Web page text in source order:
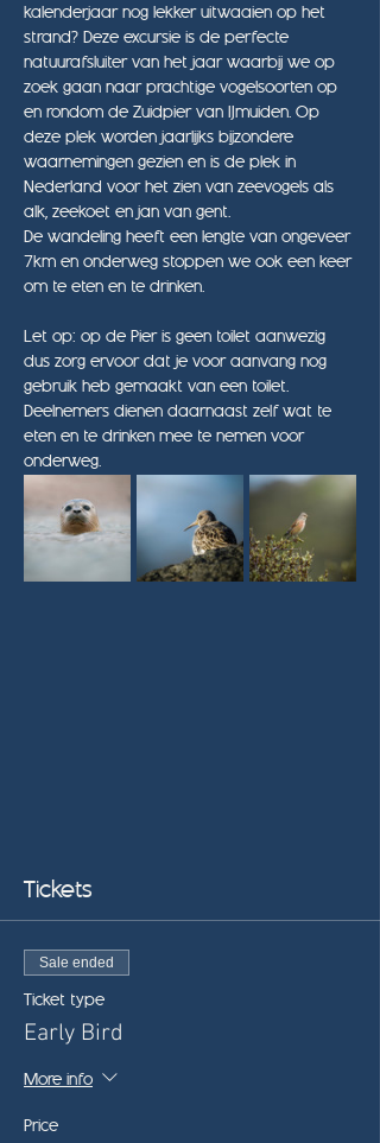
kalenderjaar nog lekker uitwaaien op het
strand? Deze excursie is de perfecte
natuurafsluiter van het jaar waarbij we op
zoek gaan naar prachtige vogelsoorten op
en rondom de Zuidpier van IJmuiden. Op
deze plek worden jaarlijks bijzondere
waarnemingen gezien en is de plek in
Nederland voor het zien van zeevogels als
alk, zeekoet en jan van gent.
De wandeling heeft een lengte van ongeveer
7km en onderweg stoppen we ook een keer
om te eten en te drinken.
Let op: op de Pier is geen toilet aanwezig
dus zorg ervoor dat je voor aanvang nog
gebruik heb gemaakt van een toilet.
Deelnemers dienen daarnaast zelf wat te
eten en te drinken mee te nemen voor
onderweg.
Tickets
Sale ended
Ticket type
Early Bird
More info
Price